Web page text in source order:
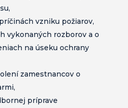
vzniku požiarov,
vykonaných rozborov a o
na úseku ochrany
zamestnancov o
príprave